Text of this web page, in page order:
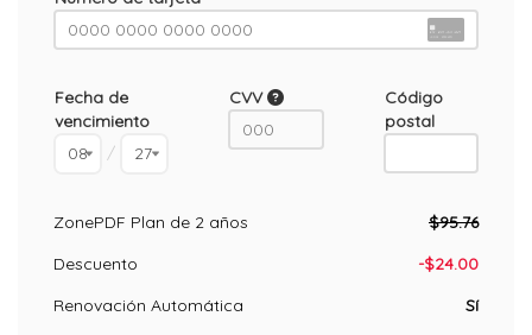
Fecha de
vencimiento
/
CVV
Código
postal
ZonePDF Plan de 2 años $95.76
Descuento
-$24.00
Renovación Automática
Sí